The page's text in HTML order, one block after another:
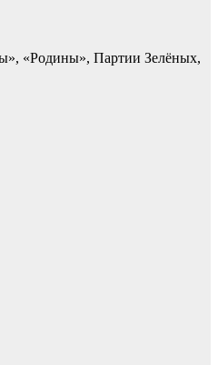
«Родины», Партии Зелёных,